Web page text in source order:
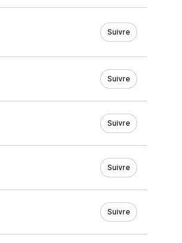
Suivre
Suivre
Suivre
Suivre
Suivre